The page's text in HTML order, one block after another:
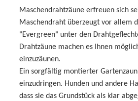
Maschendrahtzäune erfreuen sich
Maschendraht überzeugt vor allem
"Evergreen" unter den
Drahtzäune machen es Ihnen
einzuzäunen.
Ein sorgfältig montierter
einzudringen. Hunden und andere
dass sie das Grundstück als klar